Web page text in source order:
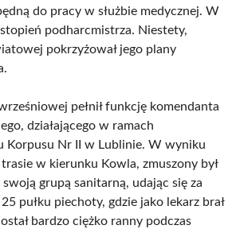
do pracy w służbie medycznej. W
podharcmistrza. Niestety,
pokrzyżował jego plany
pełnił funkcję komendanta
działającego w ramach
Korpusu Nr II w Lublinie. W wyniku
w kierunku Kowla, zmuszony był
grupą sanitarną, udając się za
pułku piechoty, gdzie jako lekarz brał
bardzo ciężko ranny podczas